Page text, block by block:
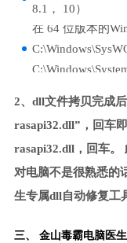
8.1， 10）
在 64 位版本的
2、dll文件拷贝完成
rasapi32.dll”，回车
rasapi32.dll，回车。
对电脑不是很熟悉的
生专属dll自动修复工
三、 金山毒霸电脑医生